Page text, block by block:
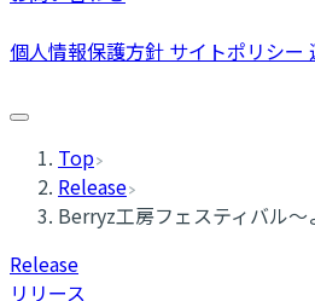
個人情報保護方針 サイトポリシー
Top
Release
Berryz工房フェスティバル
Release
リリース